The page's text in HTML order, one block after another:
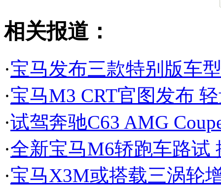
相关报道：
·宝马发布三款特别版车
·宝马M3 CRT官图发布
·试驾奔驰C63 AMG
·全新宝马M6轿跑车路试
·宝马X3M或搭载三涡轮